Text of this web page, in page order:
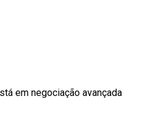
em negociação avançada